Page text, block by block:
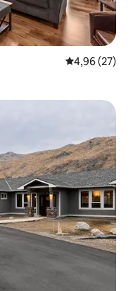
Évaluation
4,96 (27)